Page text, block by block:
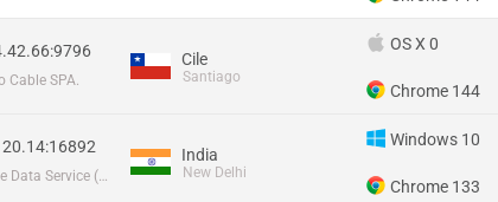
Cable SPA.
Cile
Santiago
OS X 0
Chrome 144
Capitalonline Data Service (HK) Co
India
New Delhi
Windows 10
Chrome 133